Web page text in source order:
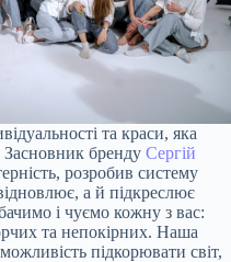
та краси, яка
Засновник бренду Сергій
розробив систему
а й підкреслює
і чуємо кожну з вас:
та непокірних. Наша
підкорювати світ,